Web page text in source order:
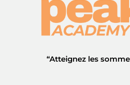
“Atteignez les